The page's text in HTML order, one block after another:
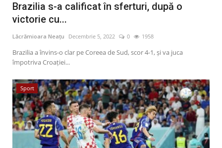
Brazilia s-a calificat în sferturi, după o
victorie cu...
Lăcrămioara Neațu Decembrie 5, 2022 0 1958
Brazilia a învins-o clar pe Coreea de Sud, scor 4-1, și va juca
împotriva Croației...
Sport